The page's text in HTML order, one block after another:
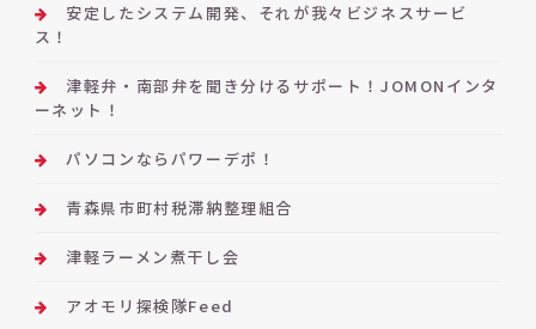
安定したシステム開発、それが我々ビジネスサービ
ス！
津軽弁・南部弁を聞き分けるサポート！JOMONインタ
ーネット！
パソコンならパワーデポ！
青森県市町村税滞納整理組合
津軽ラーメン煮干し会
アオモリ探検隊Feed